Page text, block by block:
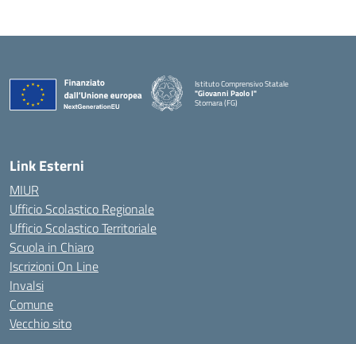
Istituto Comprensivo Statale
"Giovanni Paolo I"
Stornara (FG)
Link Esterni
MIUR
Ufficio Scolastico Regionale
Ufficio Scolastico Territoriale
Scuola in Chiaro
Iscrizioni On Line
Invalsi
Comune
Vecchio sito